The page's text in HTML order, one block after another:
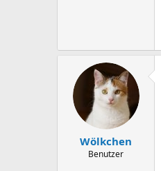
Wölkchen
Benutzer